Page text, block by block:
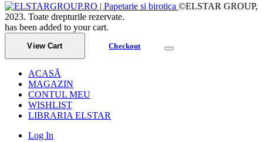
©ELSTAR GROUP,
2023. Toate drepturile rezervate.
has been added to your cart.
View Cart Checkout
ACASĂ
MAGAZIN
CONTUL MEU
WISHLIST
LIBRARIA ELSTAR
Log In